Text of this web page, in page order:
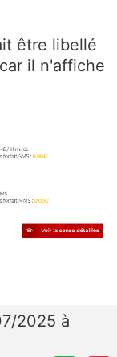
être libellé
il n'affiche
2025 à